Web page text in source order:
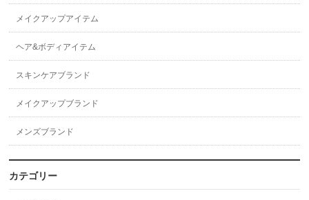
メイクアップアイテム
ヘア&ボディアイテム
スキンケアブランド
メイクアップブランド
メンズブランド
カテゴリー